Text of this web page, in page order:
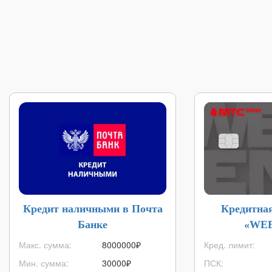
Кредит наличными в Почта
Банке
Макс. сумма:
Мин. сумма:
8000000₽
30000₽
Кред. лимит:
ПСК: